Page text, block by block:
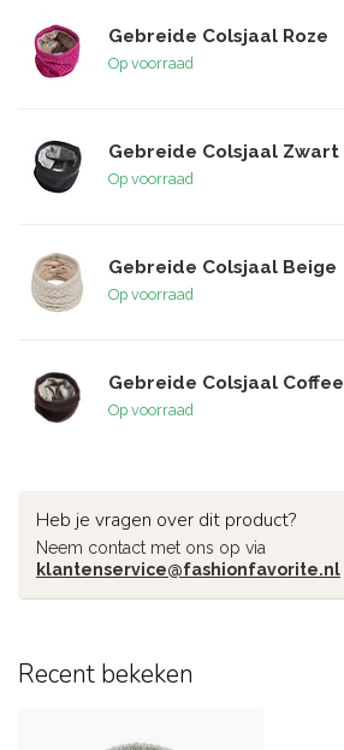
Gebreide Colsjaal Roze
Op voorraad
Gebreide Colsjaal Zwart
Op voorraad
Gebreide Colsjaal Beige
Op voorraad
Gebreide Colsjaal Coffee
Op voorraad
Heb je vragen over dit product?
Neem contact met ons op via
klantenservice@fashionfavorite.nl
Recent bekeken